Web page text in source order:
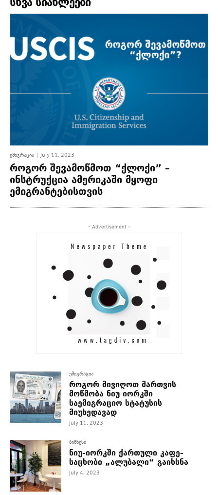
ემიგრაცია July 11, 2023
როგორ შევამოწმოთ “ქლოქი” –
ინსტრუქცია ამერიკაში მყოფი
ემიგრანტებისთვის
- Advertisement -
ემიგრაცია
როგორ მივიღოთ მართვის
მოწმობა ნიუ იორკში
საემიგრაციო სტატუსის
მიუხედავად
July 11, 2023
ბიზნესი
ნიუ-იორკში ქართული კაფე-
საცხობი „ალუბალი“ გაიხსნა
July 4, 2023